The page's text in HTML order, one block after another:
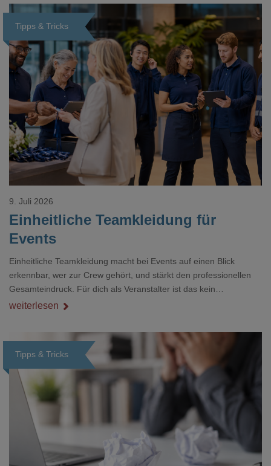
Tipps & Tricks
Loading...
Einheitliche Teamkleidung für
Events
9. Juli 2026
Einheitliche Teamkleidung macht bei Events auf einen Blick
erkennbar, wer zur Crew gehört, und stärkt den professionellen
Gesamteindruck. Für dich als Veranstalter ist das kein
Nebenthema: Bei Textilien mit Stickerei oder mehreren
weiterlesen
Tipps & Tricks
Loading...